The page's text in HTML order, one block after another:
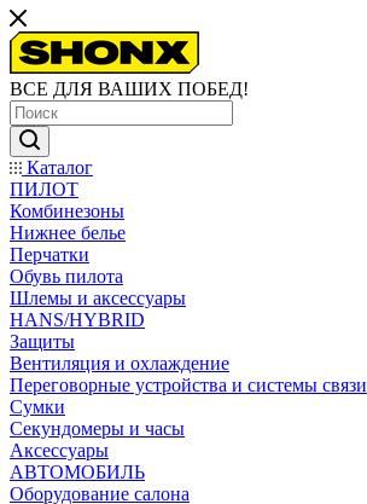
ВСЕ ДЛЯ ВАШИХ ПОБЕД!
Каталог
ПИЛОТ
Комбинезоны
Нижнее белье
Перчатки
Обувь пилота
Шлемы и аксессуары
HANS/HYBRID
Защиты
Вентиляция и охлаждение
Переговорные устройства и системы связи
Сумки
Секундомеры и часы
Аксессуары
АВТОМОБИЛЬ
Оборудование салона